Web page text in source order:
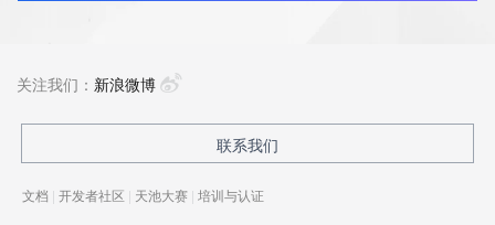
最近查询
关注我们： 新浪微博
联系我们
文档 | 开发者社区 | 天池大赛 | 培训与认证